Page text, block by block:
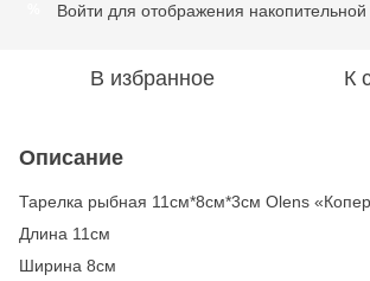
Войти для отображения накопительной
В избранное К
Описание
Тарелка рыбная 11см*8см*3см Olens
Длина 11см
Ширина 8см